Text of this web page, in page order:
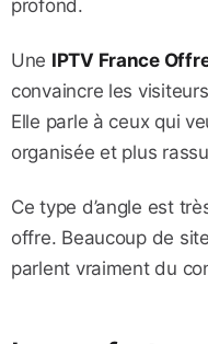
profond.
Une IPTV France
convaincre les
Elle parle à ceux qui
organisée et plus
Ce type d’angle est
offre. Beaucoup de
parlent vraiment du